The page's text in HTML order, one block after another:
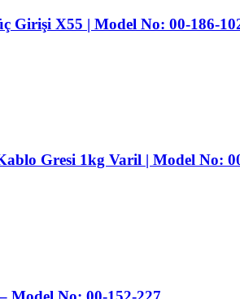
Girişi X55 | Model No: 00-186-
Gresi 1kg Varil | Model No: